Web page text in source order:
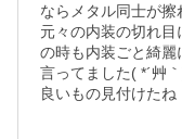
ならメタル同士が擦
元々の内装の切れ
の時も内装ごと綺麗
言ってました( *´艸